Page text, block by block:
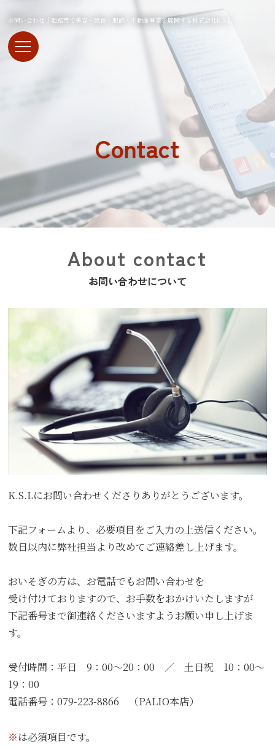
お問い合わせ｜姫路市で美容・飲食・服飾・不動産事業を展開する株式会社K.S.L
Contact
About contact
お問い合わせについて
K.S.Lにお問い合わせくださりありがとうございます。
下記フォームより、必要項目をご入力の上送信ください。
数日以内に弊社担当より改めてご連絡差し上げます。
おいそぎの方は、お電話でもお問い合わせを
受け付けておりますので、お手数をおかけいたしますが
下記番号まで御連絡くださいますようお願い申し上げま
す。
受付時間：平日 9：00～20：00 ／ 土日祝 10：00～
19：00
電話番号：079-223-8866 （PALIO本店）
※は必須項目です。